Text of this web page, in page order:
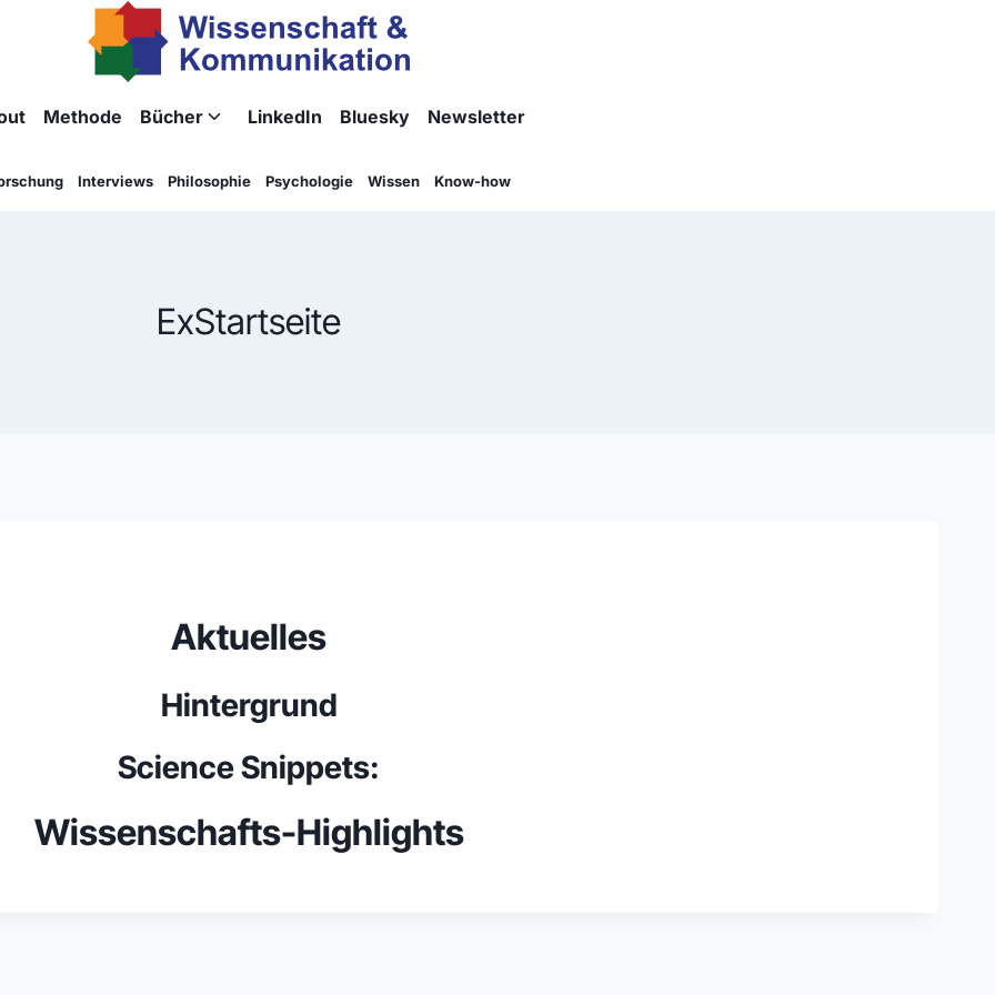
Methode Bücher
Untermenü
LinkedIn Bluesky Newsletter
Interviews Philosophie Psychologie Wissen Know-how
ExStartseite
Aktuelles
Hintergrund
Science Snippets:
Wissenschafts-Highlights